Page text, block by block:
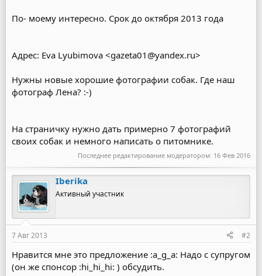
По- моему интересно. Срок до октября 2013 года
Адрес: Eva Lyubimova <gazeta01@yandex.ru>
Нужны новые хорошие фотографии собак. Где наш
фотограф Лена? :-)
На страничку нужно дать примерно 7 фотографий
своих собак и немного написать о питомнике.
Последнее редактирование модератором: 16 Фев 2016
Iberika
Активный участник
7 Авг 2013 #2
Нравится мне это предложение :a_g_a: Надо с супругом
(он же спонсор :hi_hi_hi: ) обсудить.